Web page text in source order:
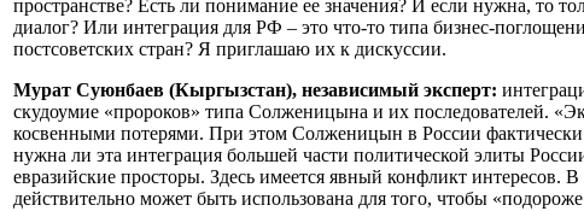
пространстве? Есть ли понимание ее значения? И если нужна, то
диалог? Или интеграция для РФ – это что-то типа бизнес-
постсоветских стран? Я приглашаю их к дискуссии.
Мурат Суюнбаев (Кыргызстан), независимый эксперт:
скудоумие «пророков» типа Солженицына и их последователей.
косвенными потерями. При этом Солженицын в России фактически
нужна ли эта интеграция большей части политической элиты
евразийские просторы. Здесь имеется явный конфликт интересов.
действительно может быть использована для того, чтобы